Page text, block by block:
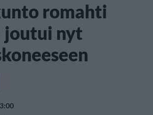
romahti
joutui nyt